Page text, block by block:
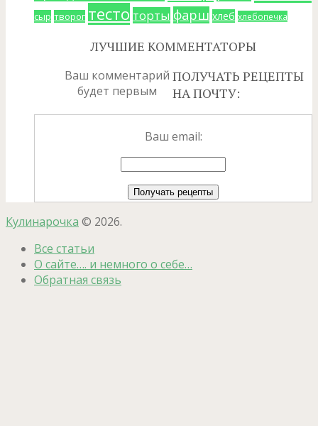
сыр творог тесто торты фарш хлеб хлебопечка
ЛУЧШИЕ КОММЕНТАТОРЫ
Ваш комментарий
будет первым
ПОЛУЧАТЬ РЕЦЕПТЫ
НА ПОЧТУ:
Ваш email:
Кулинарочка © 2026.
Все статьи
О сайте…. и немного о себе…
Обратная связь